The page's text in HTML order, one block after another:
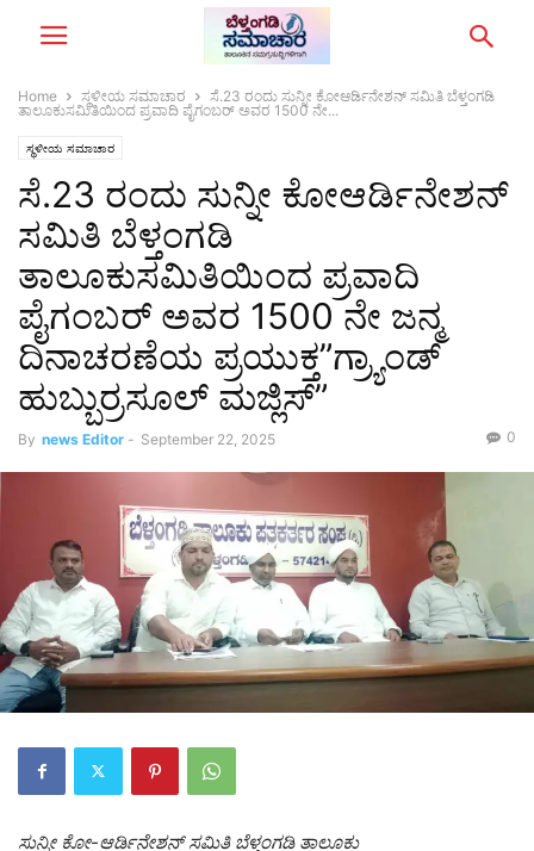
Home ಸ್ಥಳೀಯ ಸಮಾಚಾರ
ಸೆ.23 ರಂದು ಸುನ್ನೀ ಕೋಆರ್ಡಿನೇಶನ್ ಸಮಿತಿ ಬೆಳ್ತಂಗಡಿ
ತಾಲೂಕುಸಮಿತಿಯಿಂದ ಪ್ರವಾದಿ ಪೈಗಂಬರ್ ಅವರ 1500 ನೇ...
ಸ್ಥಳೀಯ ಸಮಾಚಾರ
ಸೆ.23 ರಂದು ಸುನ್ನೀ ಕೋಆರ್ಡಿನೇಶನ್
ಸಮಿತಿ ಬೆಳ್ತಂಗಡಿ
ತಾಲೂಕುಸಮಿತಿಯಿಂದ ಪ್ರವಾದಿ
ಪೈಗಂಬರ್ ಅವರ 1500 ನೇ ಜನ್ಮ
ದಿನಾಚರಣೆಯ ಪ್ರಯುಕ್ತ”ಗ್ರ್ಯಾಂಡ್
ಹುಬ್ಬುರ್ರಸೂಲ್ ಮಜ್ಲಿಸ್‌”
By news Editor - September 22, 2025 0
ಸುನ್ನೀ ಕೋ-ಆರ್ಡಿನೇಶನ್ ಸಮಿತಿ ಬೆಳ್ತಂಗಡಿ ತಾಲೂಕು